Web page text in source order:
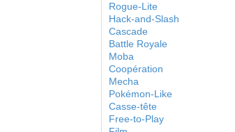
Rogue-Lite
Hack-and-Slash
Cascade
Battle Royale
Moba
Coopération
Mecha
Pokémon-Like
Casse-tête
Free-to-Play